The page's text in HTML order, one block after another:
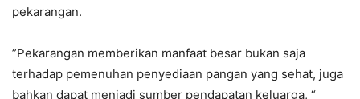
pekarangan.
”Pekarangan memberikan manfaat besar bukan saja
terhadap pemenuhan penyediaan pangan yang sehat, juga
bahkan dapat menjadi sumber pendapatan keluarga, “